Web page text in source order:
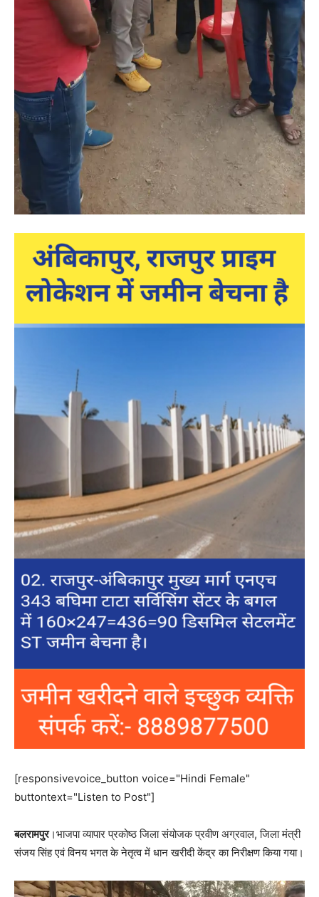
[responsivevoice_button voice="Hindi Female"
buttontext="Listen to Post"]
बलरामपुर।भाजपा व्यापार प्रकोष्ठ जिला संयोजक प्रवीण अग्रवाल, जिला मंत्री
संजय सिंह एवं विनय भगत के नेतृत्व में धान खरीदी केंद्र का निरीक्षण किया गया।